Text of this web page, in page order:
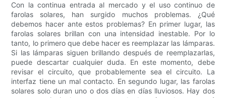
Con la continua entrada al mercado y el uso continuo de
farolas solares, han surgido muchos problemas. ¿Qué
debemos hacer ante estos problemas? En primer lugar, las
farolas solares brillan con una intensidad inestable. Por lo
tanto, lo primero que debe hacer es reemplazar las lámparas.
Si las lámparas siguen brillando después de reemplazarlas,
puede descartar cualquier duda. En este momento, debe
revisar el circuito, que probablemente sea el circuito. La
interfaz tiene un mal contacto. En segundo lugar, las farolas
solares solo duran uno o dos días en días lluviosos. Hay dos